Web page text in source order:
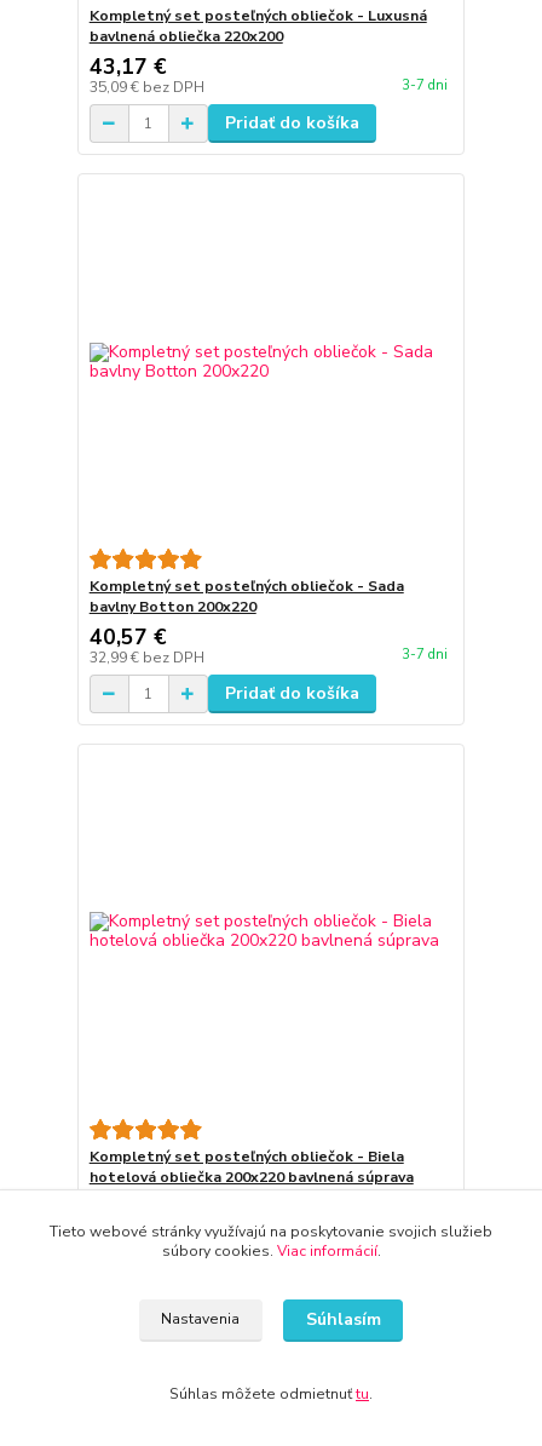
Kompletný set posteľných obliečok - Luxusná
bavlnená obliečka 220x200
43,17 €
35,09 € bez DPH 3-7 dni
Pridať do košíka
Kompletný set posteľných obliečok - Sada
bavlny Botton 200x220
40,57 €
32,99 € bez DPH 3-7 dni
Pridať do košíka
Kompletný set posteľných obliečok - Biela
hotelová obliečka 200x220 bavlnená súprava
34,61 €bez DPH 3-7 dni
Pridať do košíka
Tieto webové stránky využívajú na poskytovanie svojich služieb
súbory cookies. Viac informácií.
Nastavenia Súhlasím
Súhlas môžete odmietnuťtu.